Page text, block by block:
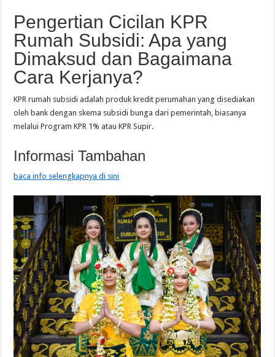
Pengertian Cicilan KPR
Rumah Subsidi: Apa yang
Dimaksud dan Bagaimana
Cara Kerjanya?
KPR rumah subsidi adalah produk kredit perumahan yang disediakan
oleh bank dengan skema subsidi bunga dari pemerintah, biasanya
melalui Program KPR 1% atau KPR Supir.
Informasi Tambahan
baca info selengkapnya di sini